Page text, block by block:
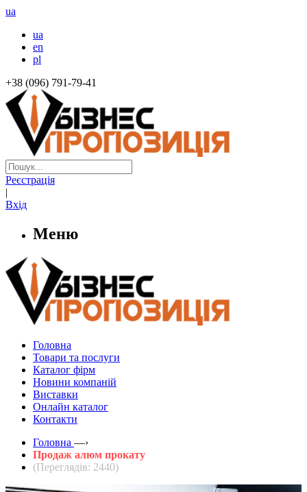
ua
ua
en
pl
+38 (096) 791-79-41
Реєстрація
|
Вхід
Меню
Головна
Товари та послуги
Каталог фірм
Новини компаній
Виставки
Онлайн каталог
Контакти
Головна —›
Продаж алюм прокату
(Переглядів: 2440)